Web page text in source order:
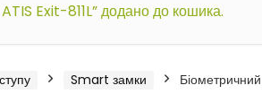
Exit-811L” додано до кошика.
Smart замки